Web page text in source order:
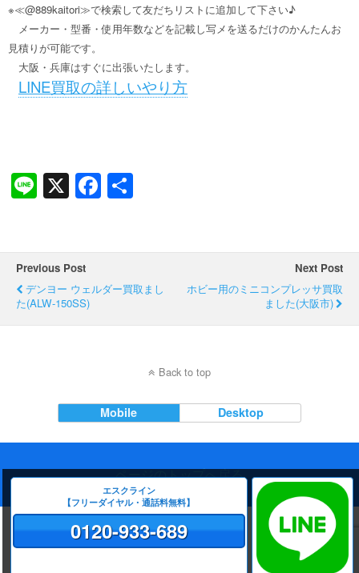
※≪@889kaitori≫で検索して友だちリストに追加して下さい♪
メーカー・型番・使用年数などを記載し写メを送るだけのかんたんお
見積りが可能です。
大阪・兵庫はすぐに出張いたします。
LINE買取の詳しいやり方
Li
n
X F
a
e
b
Previous Post
デンヨー ウェルダー買取まし
た(ALW-150SS)
Next Post
ホビー用のミニコンプレッサ買取
ました(大阪市)
Back to top
Mobile Desktop
ページのトップへ戻る
エスクライン
【フリーダイヤル・通話料無料】
0120-933-689